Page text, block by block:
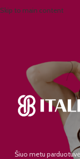
Skip to main content
Šiuo metu